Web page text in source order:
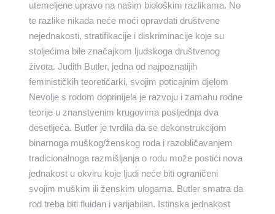
utemeljene upravo na našim biološkim razlikama. No
te razlike nikada neće moći opravdati društvene
nejednakosti, stratifikacije i diskriminacije koje su
stoljećima bile značajkom ljudskoga društvenog
života. Judith Butler, jedna od najpoznatijih
feminističkih teoretičarki, svojim poticajnim djelom
Nevolje s rodom doprinijela je razvoju i zamahu rodne
teorije u znanstvenim krugovima posljednja dva
desetljeća. Butler je tvrdila da se dekonstrukcijom
binarnoga muškog/ženskog roda i razobličavanjem
tradicionalnoga razmišljanja o rodu može postići nova
jednakost u okviru koje ljudi neće biti ograničeni
svojim muškim ili ženskim ulogama. Butler smatra da
rod treba biti fluidan i varijabilan. Istinska jednakost